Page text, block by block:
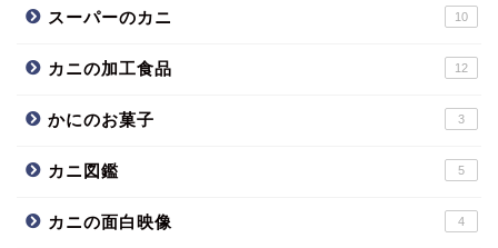
スーパーのカニ 10
カニの加工食品 12
かにのお菓子 3
カニ図鑑 5
カニの面白映像 4